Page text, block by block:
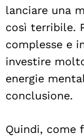
lanciare una
così terribile.
complesse e
investire
energie
conclusione.
Quindi, come